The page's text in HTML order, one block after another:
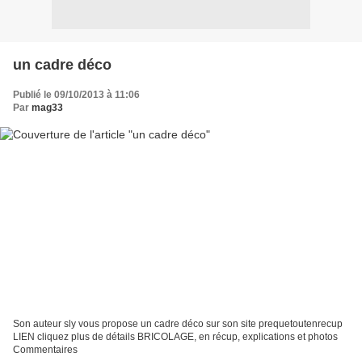
un cadre déco
Publié le 09/10/2013 à 11:06
Par mag33
Son auteur sly vous propose un cadre déco sur son site prequetoutenrecup
LIEN cliquez plus de détails BRICOLAGE, en récup, explications et photos
Commentaires